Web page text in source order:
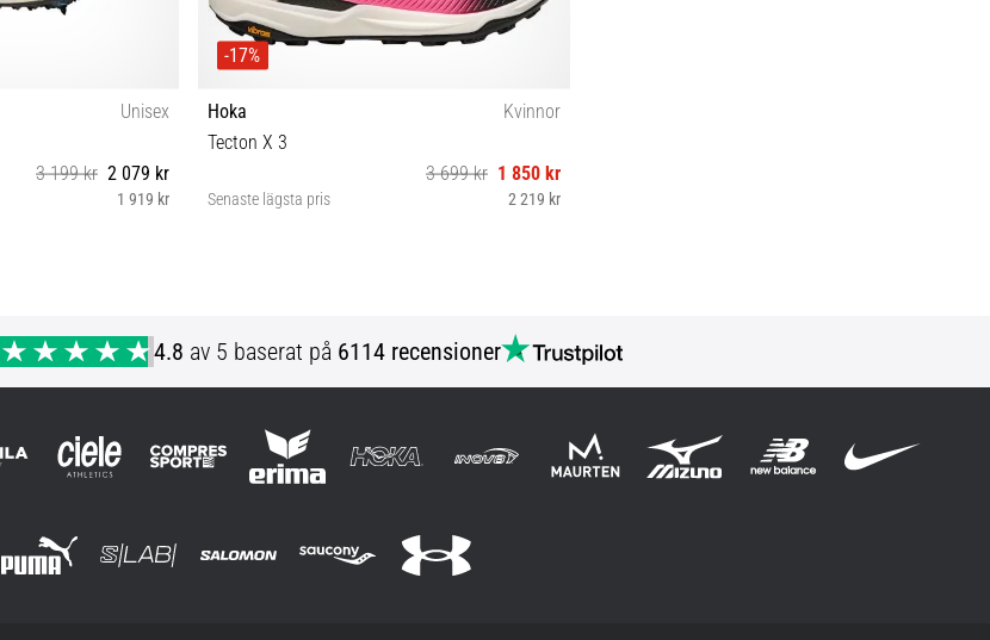
Unisex
3 199 kr 2 079 kr
1 919 kr
-17%
Hoka
Kvinnor
Tecton X 3
3 699 kr 1 850 kr
Senaste lägsta pris 2 219 kr
4.8 av 5 baserat på 6114 recensioner